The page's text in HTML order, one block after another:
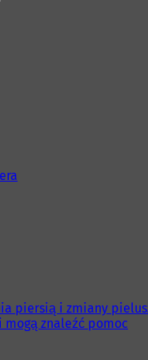
piersią i zmiany
znaleźć pomoc